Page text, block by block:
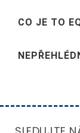
CO JE TO